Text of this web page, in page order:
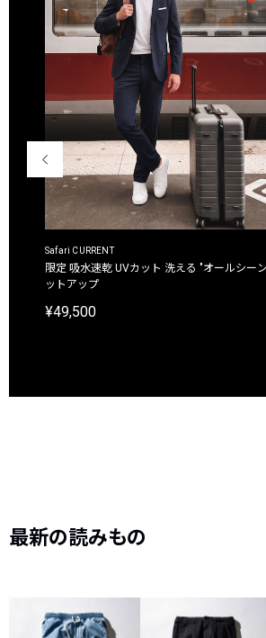
Safari CURRENT
限定 吸水速乾 UVカット 洗える "オールシー
ットアップ
¥49,500
最新の読みもの